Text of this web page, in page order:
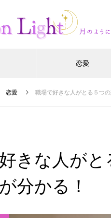
恋愛
恋愛 職場で好きな人がとる５つ
きな人が
分かる！